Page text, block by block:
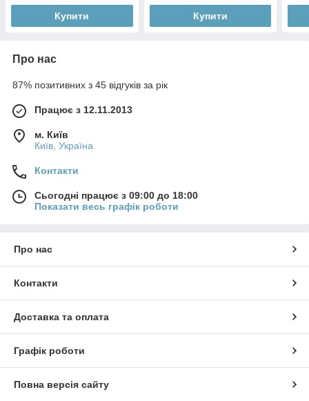
Купити Купити
Про нас
87% позитивних з 45 відгуків за рік
Працює з 12.11.2013
м. Київ
Київ, Україна
Контакти
Сьогодні працює з 09:00 до 18:00
Показати весь графік роботи
Про нас
Контакти
Доставка та оплата
Графік роботи
Повна версія сайту